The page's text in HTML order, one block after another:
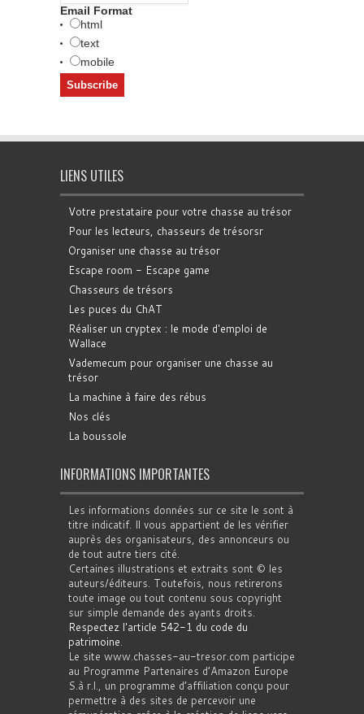
Email Format
html
text
mobile
LIENS UTILES
Votre prestataire pour votre chasse au trésor
Pour les lecteurs, chasseurs de trésorsr
Organiser une chasse au trésor
Escape room - Escape game
Chasseurs de trésors
Les puces du ChAT
Réaliser un cryptex : le mode d'emploi de
Wallace
Vademecum pour organiser une chasse au
trésor
La machine à faire des rébus
Nos clés
La boussole
INFORMATIONS IMPORTANTES
Les informations données sur ce site le sont à
titre indicatif. Il vous appartient de les vérifier
auprès des organisateurs, des annonceurs ou
de tout autre tiers cité.
Certaines illustrations et extraits sont © les
auteurs/éditeurs. Toutefois, nous retirerons
toute image ou tout contenu sous copyright
sur simple demande des ayants droits.
Respectez l'article 542-1 du code du
patrimoine
Le site www.chasses-au-tresor.com participe
au Programme Partenaires d’Amazon Europe
S.à r.l., un programme d’affiliation conçu pour
permettre à des sites de percevoir une